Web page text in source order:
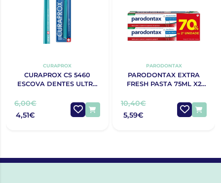
CURAPROX
CURAPROX CS 5460
ESCOVA DENTES ULTRA
6,00€
4,51€
PARODONTAX
PARODONTAX EXTRA
FRESH PASTA 75ML X2
10,40€
5,59€